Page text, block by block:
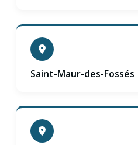
Saint-Maur-des-Fossés